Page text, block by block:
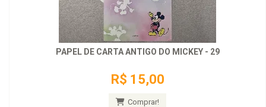
PAPEL DE CARTA ANTIGO DO MICKEY - 29
R$ 15,00
Comprar!